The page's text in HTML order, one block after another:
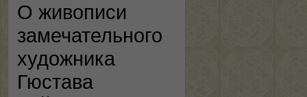
О живописи
замечательного
художника
Гюстава